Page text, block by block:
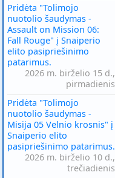
Pridėta "Tolimojo
nuotolio šaudymas -
Assault on Mission 06:
Fall Rouge" į Snaiperio
elito pasipriešinimo
patarimus.
2026 m. birželio 15 d.,
pirmadienis
Pridėta "Tolimojo
nuotolio šaudymas -
Misija 05 Velnio krosnis" į
Snaiperio elito
pasipriešinimo patarimus.
2026 m. birželio 10 d.,
trečiadienis